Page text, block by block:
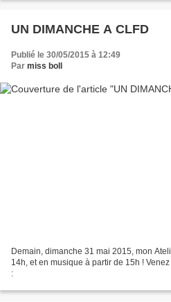
UN DIMANCHE A CLFD
Publié le 30/05/2015 à 12:49
Par miss boll
Demain, dimanche 31 mai 2015, mon
14h, et en musique à partir de 15h !
: